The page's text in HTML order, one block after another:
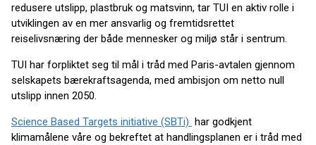
redusere utslipp, plastbruk og matsvinn, tar TUI en aktiv rolle i
utviklingen av en mer ansvarlig og fremtidsrettet
reiselivsnæring der både mennesker og miljø står i sentrum.
TUI har forpliktet seg til mål i tråd med Paris-avtalen gjennom
selskapets bærekraftsagenda, med ambisjon om netto null
utslipp innen 2050.
Science Based Targets initiative (SBTi) har godkjent
klimamålene våre og bekreftet at handlingsplanen er i tråd med